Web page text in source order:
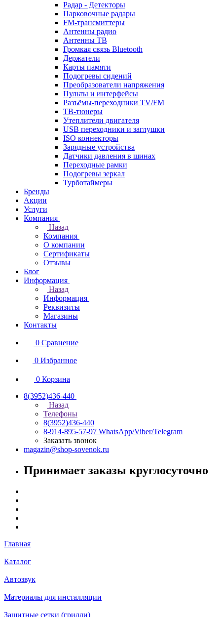
Радар - Детекторы
Парковочные радары
FM-трансмиттеры
Антенны радио
Антенны ТВ
Громкая связь Bluetooth
Держатели
Карты памяти
Подогревы сидений
Преобразователи напряжения
Пульты и интерфейсы
Разъёмы-переходники TV/FM
ТВ-тюнеры
Утеплители двигателя
USB переходники и заглушки
ISO коннекторы
Зарядные устройства
Датчики давления в шинах
Переходные рамки
Подогревы зеркал
Турботаймеры
Бренды
Акции
Услуги
Компания
Назад
Компания
О компании
Сертификаты
Отзывы
Блог
Информация
Назад
Информация
Реквизиты
Магазины
Контакты
0 Сравнение
0 Избранное
0 Корзина
8(3952)436-440
Назад
Телефоны
8(3952)436-440
8-914-895-57-97 WhatsApp/Viber/Telegram
Заказать звонок
magazin@shop-sovenok.ru
Принимает заказы круглосуточно
Главная
Каталог
Автозвук
Материалы для инсталляции
Защитные сетки (грилли)